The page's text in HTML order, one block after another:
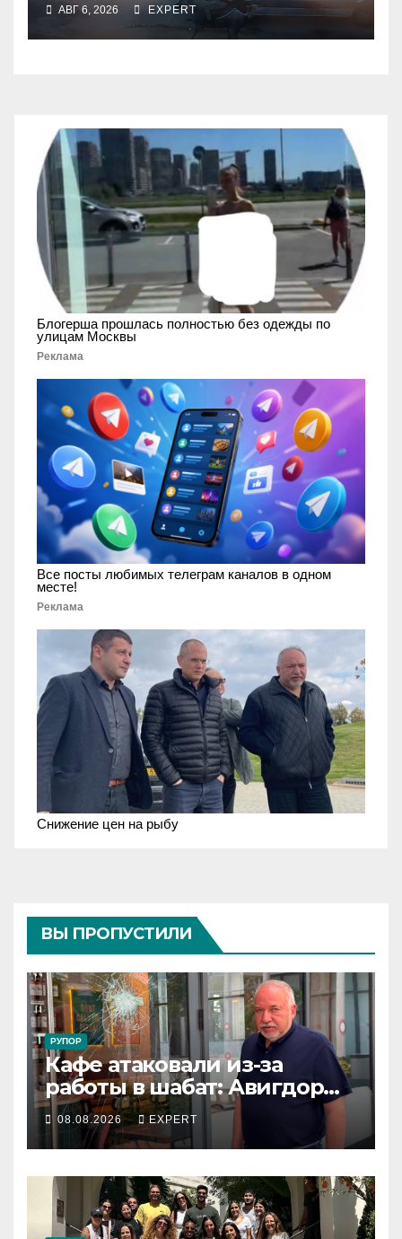
опасную скачку на лошади
по улицам города
АВГ 6, 2026 EXPERT
Блогерша прошлась полностью без одежды по
улицам Москвы
Реклама
Все посты любимых телеграм каналов в одном
месте!
Реклама
Снижение цен на рыбу
ВЫ ПРОПУСТИЛИ
РУПОР
Кафе атаковали из-за
работы в шабат: Авигдор
Либерман приехал
поддержать владельцев
08.08.2026 EXPERT